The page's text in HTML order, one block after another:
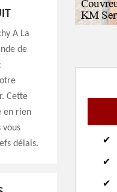
A La
de
Cette
en rien
vous
délais.